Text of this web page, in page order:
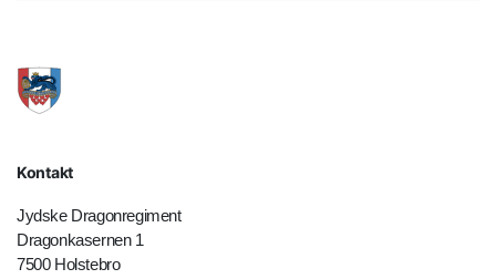
Kontakt
Jydske Dragonregiment
Dragonkasernen 1
7500 Holstebro